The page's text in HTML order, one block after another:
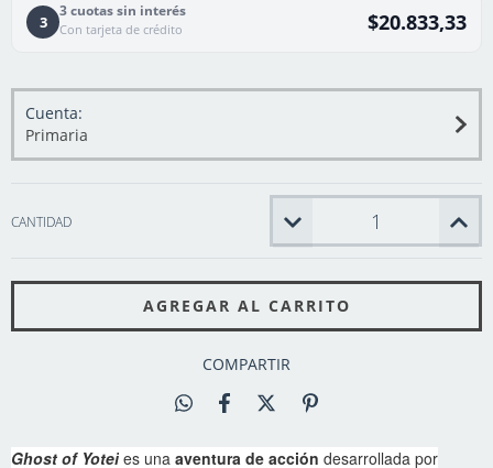
3
3 cuotas sin interés
Con tarjeta de crédito $20.833,33
Cuenta:
Primaria
CANTIDAD
COMPARTIR
Ghost of Yotei es una aventura de acción desarrollada por